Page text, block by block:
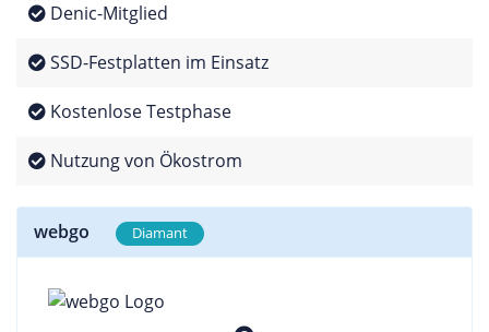
Denic-Mitglied
SSD-Festplatten im Einsatz
Kostenlose Testphase
Nutzung von Ökostrom
webgo Diamant